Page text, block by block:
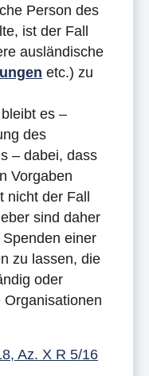
Person des
ist der Fall
ausländische
etc.) zu
es –
des
– dabei, dass
Vorgaben
der Fall
sind daher
einer
zu lassen, die
oder
Az. X R 5/16